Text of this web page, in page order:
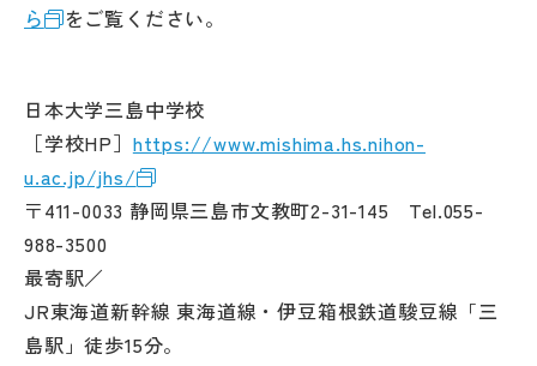
ら
をご覧ください。
日本大学三島中学校
［学校HP］ https://www.mishima.hs.nihon-
u.ac.jp/jhs/
〒411-0033 静岡県三島市文教町2-31-145 Tel.055-
988-3500
最寄駅／
JR東海道新幹線 東海道線・伊豆箱根鉄道駿豆線「三
島駅」徒歩15分。